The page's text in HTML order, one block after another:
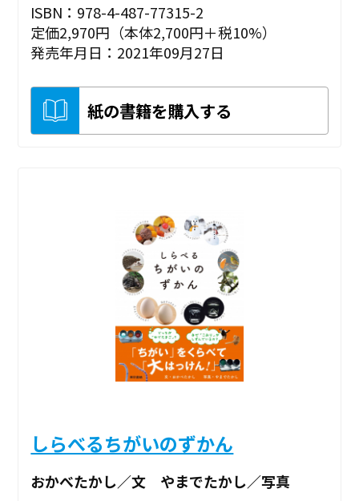
ISBN：978-4-487-77315-2
定価2,970円（本体2,700円＋税10%）
発売年月日：2021年09月27日
紙の書籍を購入する
しらべるちがいのずかん
おかべたかし／文 やまでたかし／写真